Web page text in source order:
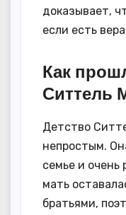
доказывает,
если есть
Как
Ситтель
Детство
непростым.
семье и очень
мать
братьями,